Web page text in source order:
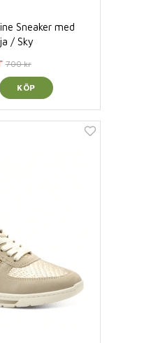
Sneaker med
/ Sky
700 kr
KÖP